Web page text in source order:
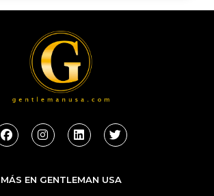
F
a
c
b
o
I
n
s
a
g
L
i
n
e
d
T
w
i
t
e
MÁS EN GENTLEMAN USA